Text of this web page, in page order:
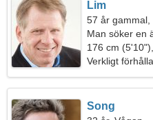
Lim
57 år gammal,
Man söker en
176 cm
Verkligt
Song